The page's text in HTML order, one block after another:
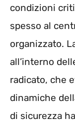
condizioni
spesso al
organizzato.
all’interno
radicato, che
dinamiche
di sicurezza